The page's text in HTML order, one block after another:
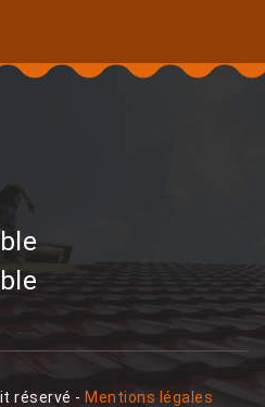
réservé - Mentions légales